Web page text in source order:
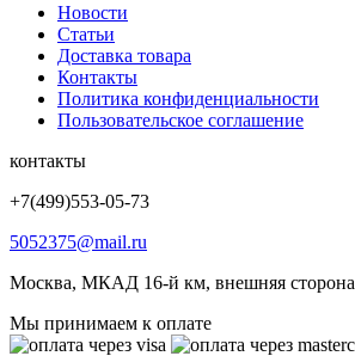
Новости
Статьи
Доставка товара
Контакты
Политика конфиденциальности
Пользовательское соглашение
контакты
+7(499)553-05-73
5052375@mail.ru
Москва, МКАД 16-й км, внешняя сторона
Мы принимаем к оплате